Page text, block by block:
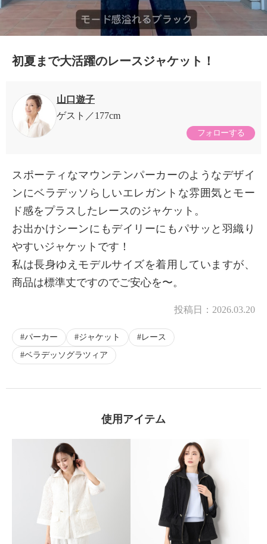
商品紹介
初夏まで大活躍のレースジャケット！
山口遊子
ゲスト
177cm
フォローする
スポーティなマウンテンパーカーのようなデザイ
ンにベラデッソらしいエレガントな雰囲気とモー
ド感をプラスしたレースのジャケット。
お出かけシーンにもデイリーにもパサッと羽織り
やすいジャケットです！
私は長身ゆえモデルサイズを着用していますが、
商品は標準丈ですのでご安心を〜。
投稿日： 2026.03.20
パーカー ジャケット
レース
ベラデッソグラツィア
使用アイテム